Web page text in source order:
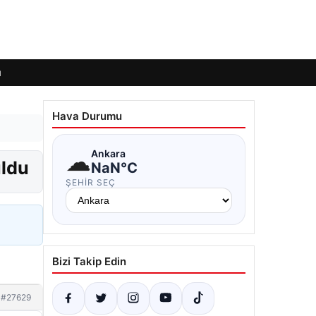
#27629
Hava Durumu
☁Ankara
NaN°C
ŞEHIR SEÇ
Bizi Takip Edin